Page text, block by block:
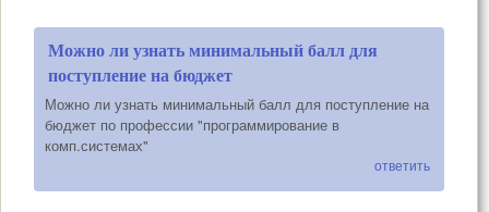
Можно ли узнать минимальный балл для
поступление на бюджет
Можно ли узнать минимальный балл для поступление на
бюджет по профессии "программирование в
комп.системах"
ответить